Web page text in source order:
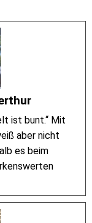
ist bunt.“ Mit
aber nicht
es beim